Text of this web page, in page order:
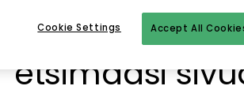
valitettavasti
etsimääsi
Accept All
Cookie Settings